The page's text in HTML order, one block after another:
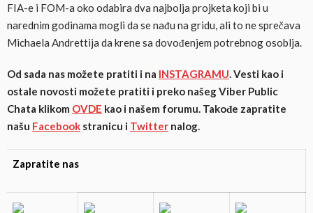
FIA-e i FOM-a oko odabira dva najbolja projketa koji bi u
narednim godinama mogli da se nađu na gridu, ali to ne sprečava
Michaela Andrettija da krene sa dovođenjem potrebnog osoblja.
Od sada nas možete pratiti i na INSTAGRAMU. Vesti kao i
ostale novosti možete pratiti i preko našeg Viber Public
Chata klikom OVDE kao i našem forumu. Takođe zapratite
našu Facebook stranicu i Twitter nalog.
Zapratite nas